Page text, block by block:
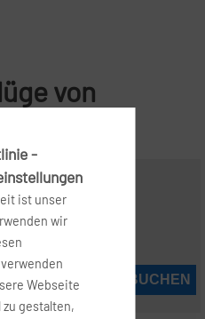
von
SKG )
JETZT BUCHEN
-
ist unser
wir
Webseite
gestalten,